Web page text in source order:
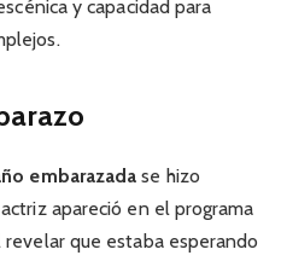
y capacidad para
embarazada se hizo
apareció en el programa
que estaba esperando